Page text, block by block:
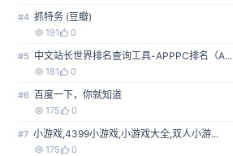
#4 抓特务 (豆瓣)
191 0
#5 中文站长世界排名查询工具-APPPC排名（A...
181 0
#6 百度一下，你就知道
175 0
#7 小游戏,4399小游戏,小游戏大全,双人小游...
175 0